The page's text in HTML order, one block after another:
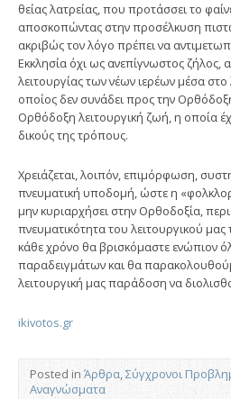
θείας λατρείας, που προτάσσει το
αποσκοπώντας στην προσέλκυση
ακριβώς τον λόγο πρέπει να
Εκκλησία όχι ως ανεπίγνωστος ζήλος,
λειτουργίας των νέων ιερέων μέσα στο
οποίος δεν συνάδει προς την
Ορθόδοξη λειτουργική ζωή, η οποία
δικούς της τρόπους.
Χρειάζεται, λοιπόν, επιμόρφωση,
πνευματική υποδομή, ώστε η
μην κυριαρχήσει στην Ορθοδοξία,
πνευματικότητα του λειτουργικού μας
κάθε χρόνο θα βρισκόμαστε ενώπιον
παραδειγμάτων και θα
λειτουργική μας παράδοση να
ikivotos.gr
Posted in Άρθρα,Σύγχρονοι
Αναγνώσματα